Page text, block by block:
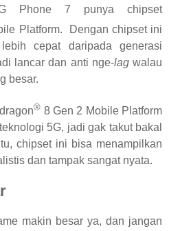
Phone 7 punya chipset
Platform.
Dengan chipset ini
cepat daripada generasi
lancar dan anti nge-lag walau
besar.
® 8 Gen 2 Mobile Platform
5G, jadi gak takut bakal
chipset ini bisa menampilkan
dan tampak sangat nyata.
makin besar ya, dan jangan